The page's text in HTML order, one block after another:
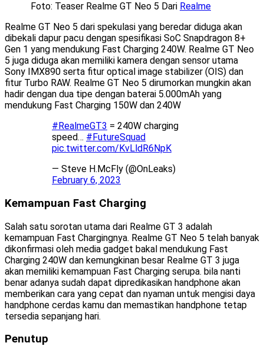
Foto: Teaser Realme GT Neo 5 Dari Realme
Realme GT Neo 5 dari spekulasi yang beredar diduga akan
dibekali dapur pacu dengan spesifikasi SoC Snapdragon 8+
Gen 1 yang mendukung Fast Charging 240W. Realme GT Neo
5 juga diduga akan memiliki kamera dengan sensor utama
Sony IMX890 serta fitur optical image stabilizer (OIS) dan
fitur Turbo RAW. Realme GT Neo 5 dirumorkan mungkin akan
hadir dengan dua tipe dengan baterai 5.000mAh yang
mendukung Fast Charging 150W dan 240W
#RealmeGT3 = 240W charging
speed… #FutureSquad
pic.twitter.com/KvLldR6NpK
— Steve H.McFly (@OnLeaks)
February 6, 2023
Kemampuan Fast Charging
Salah satu sorotan utama dari Realme GT 3 adalah
kemampuan Fast Chargingnya. Realme GT Neo 5 telah banyak
dikonfirmasi oleh media gadget bakal mendukung Fast
Charging 240W dan kemungkinan besar Realme GT 3 juga
akan memiliki kemampuan Fast Charging serupa. bila nanti
benar adanya sudah dapat dipredikasikan handphone akan
memberikan cara yang cepat dan nyaman untuk mengisi daya
handphone cerdas kamu dan memastikan handphone tetap
tersedia sepanjang hari.
Penutup